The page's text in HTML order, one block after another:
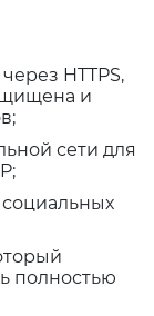
HTTPS,
и
сети для
полностью